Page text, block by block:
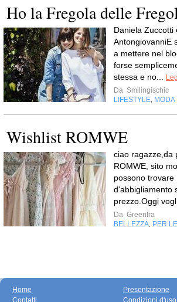
Ho la Fregola delle
Daniela Zuccotti
AntongiovanniE
a mettere nel
forse
stessa e no...
Da Smilingischic
LIFESTYLE MODA
Wishlist ROMWE
ciao ragazze,da
ROMWE, sito
possono trovare
d'abbigliamento
prezzo.Oggi
Da Greenfra
BELLEZZA PER
Home
Contatti
Presentazione
Condizioni d'uso